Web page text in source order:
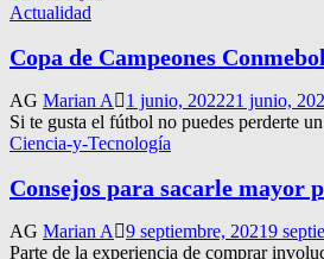
Actualidad
Copa de Campeones
AG Marian A 1 junio, 202221 junio,
Si te gusta el fútbol no puedes perderte
Ciencia-y-Tecnología
Consejos para sacarle mayor
AG Marian A 9 septiembre, 20219
Parte de la experiencia de comprar